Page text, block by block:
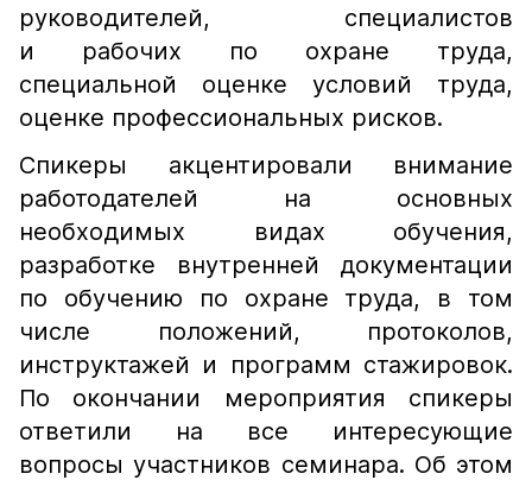
руководителей, специалистов
и рабочих по охране труда,
специальной оценке условий труда,
оценке профессиональных рисков.
Спикеры акцентировали внимание
работодателей на основных
необходимых видах обучения,
разработке внутренней документации
по обучению по охране труда, в том
числе положений, протоколов,
инструктажей и программ стажировок.
По окончании мероприятия спикеры
ответили на все интересующие
вопросы участников семинара. Об этом